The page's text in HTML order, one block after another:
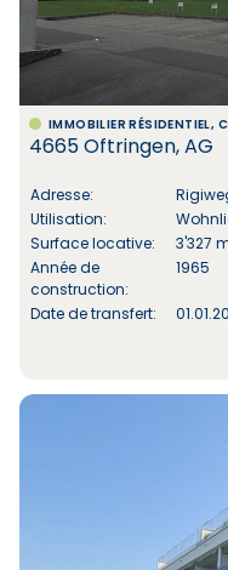
IMMOBILIER RÉSIDENTIEL,
4665 Oftringen, AG
Adresse:
Utilisation:
Surface locative:
3'327
Année de
construction:
1965
Date de transfert: